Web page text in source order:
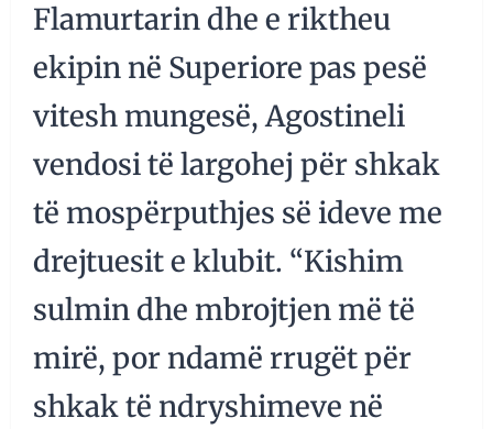
Flamurtarin dhe e riktheu
ekipin në Superiore pas pesë
vitesh mungesë, Agostineli
vendosi të largohej për shkak
të mospërputhjes së ideve me
drejtuesit e klubit. “Kishim
sulmin dhe mbrojtjen më të
mirë, por ndamë rrugët për
shkak të ndryshimeve në